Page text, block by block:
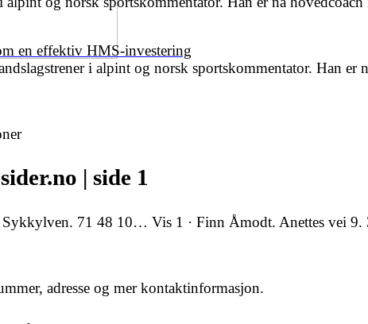
en effektiv HMS-investering
i alpint og norsk sportskommentator. Han er
| side 1
71 48 10… Vis 1 · Finn Åmodt. Anettes vei 9.
adresse og mer kontaktinformasjon.